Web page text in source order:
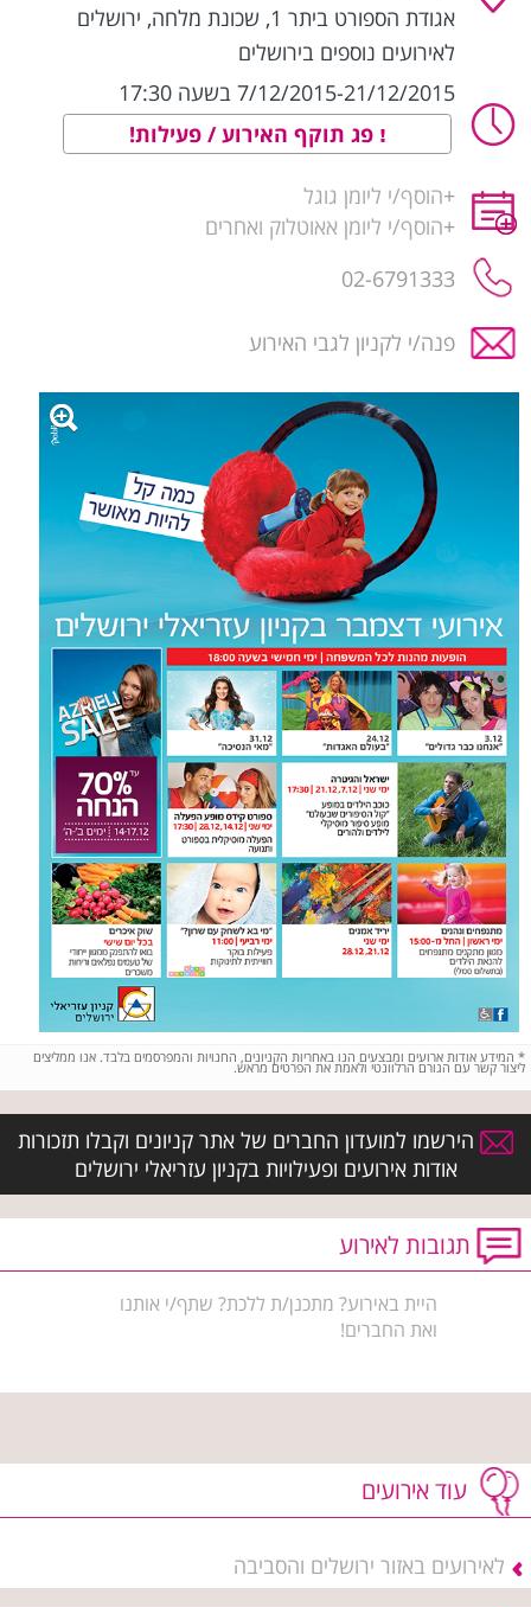
אגודת הספורט ביתר 1, שכונת מלחה , ירושלים
לאירועים נוספים בירושלים
7/12/2015-21/12/2015 בשעה 17:30
פג תוקף האירוע / פעילות!
+הוסף/י ליומן גוגל
+הוסף/י ליומן אאוטלוק ואחרים
02-6791333
פנה/י לקניון לגבי האירוע
* המידע אודות ארועים ומבצעים הנו באחריות הקניונים, החנויות והמפרסמים בלבד. אנו ממליצים
ליצור קשר עם הגורם הרלוונטי ולאמת את הפרטים מראש.
הירשמו למועדון החברים של אתר קניונים וקבלו תזכורות
אודות אירועים ופעילויות בקניון עזריאלי ירושלים
תגובות לאירוע
היית באירוע? מתכנן/ת ללכת? שתף/י אותנו
ואת החברים!
עוד אירועים
לאירועים באזור ירושלים והסביבה